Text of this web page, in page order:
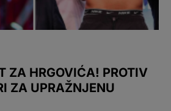
ZA HRGOVIĆA! PROTIV
ZA UPRAŽNJENU